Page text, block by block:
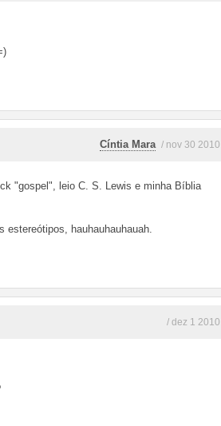
Cíntia Mara / nov 30 2010
"gospel", leio C. S. Lewis e minha Bíblia
estereótipos, hauhauhauhauah.
/ dez 1 2010